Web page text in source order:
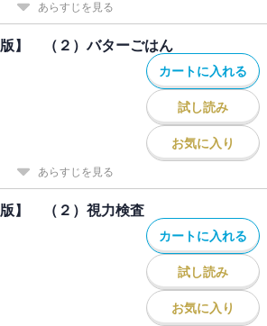
あらすじを見る
】 （２）バターごはん
カートに入れる
試し読み
お気に入り
あらすじを見る
版】 （２）視力検査
カートに入れる
試し読み
お気に入り